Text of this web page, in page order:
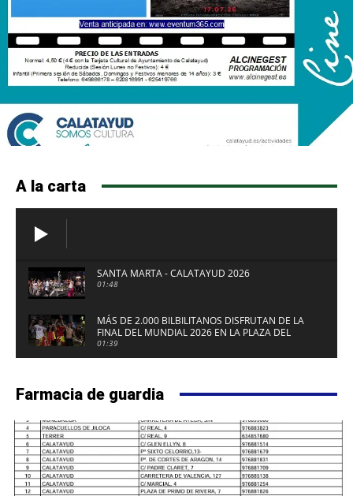
A la carta
SANTA MARTA - CALATAYUD 2026
01:48
MÁS DE 2.000 BILBILITANOS DISFRUTAN DE LA
FINAL DEL MUNDIAL 2026 EN LA PLAZA DEL
FUERTE DE CALATAYUD
01:39
Farmacia de guardia